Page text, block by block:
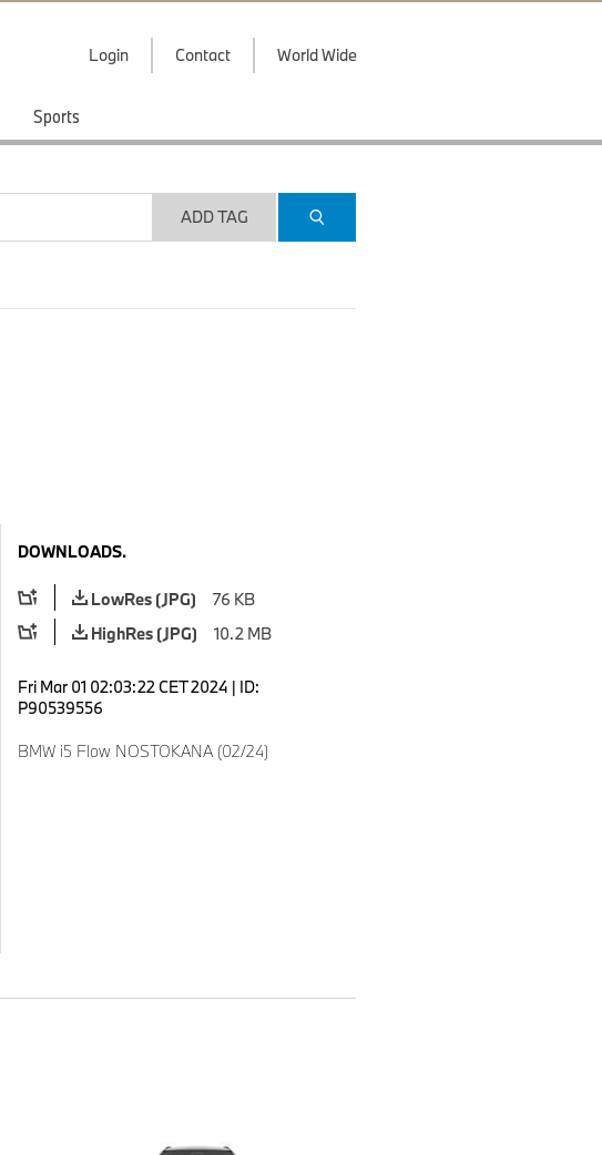
Login Contact World Wide
Sports
ADD TAG
DOWNLOADS.
LowRes (JPG)
76 KB
HighRes (JPG)
10.2 MB
Fri Mar 01 02:03:22 CET 2024 | ID:
P90539556
BMW i5 Flow NOSTOKANA (02/24)